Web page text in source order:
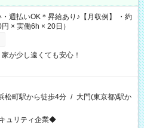
週払いOK＊昇給あり♪【月収例】 ・約
× 実働6h × 20日）
が少し遠くても安心！
松町駅から徒歩4分 / 大門(東京都)駅か
ュリティ企業◆